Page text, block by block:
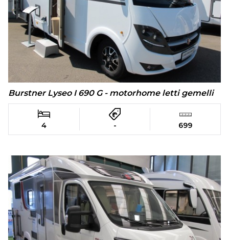
Burstner Lyseo I 690 G - motorhome letti gemelli
4 - 699